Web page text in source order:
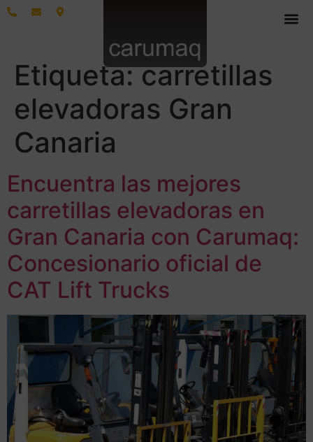
Etiqueta:carretillas
elevadoras Gran
Canaria
Encuentra las mejores
carretillas elevadoras en
Gran Canaria con Carumaq:
Concesionario oficial de
CAT Lift Trucks